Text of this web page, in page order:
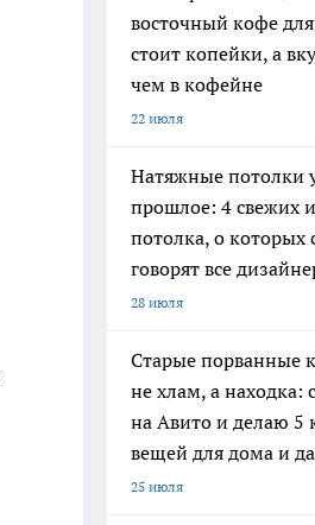
восточный кофе
стоит копейки, а
чем в кофейне
22 июля
Натяжные потолки
прошлое: 4 свежих
потолка, о которых
говорят все
28 июля
Старые порванные
не хлам, а находка:
на Авито и делаю 5
вещей для дома и
25 июля